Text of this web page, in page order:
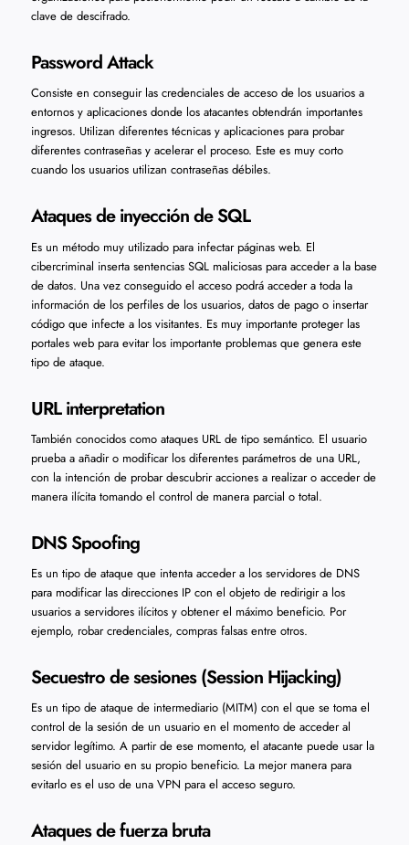
clave de descifrado.
Password Attack
Consiste en conseguir las credenciales de acceso de los usuarios a
entornos y aplicaciones donde los atacantes obtendrán importantes
ingresos. Utilizan diferentes técnicas y aplicaciones para probar
diferentes contraseñas y acelerar el proceso. Este es muy corto
cuando los usuarios utilizan contraseñas débiles.
Ataques de inyección de SQL
Es un método muy utilizado para infectar páginas web. El
cibercriminal inserta sentencias SQL maliciosas para acceder a la base
de datos. Una vez conseguido el acceso podrá acceder a toda la
información de los perfiles de los usuarios, datos de pago o insertar
código que infecte a los visitantes. Es muy importante proteger las
portales web para evitar los importante problemas que genera este
tipo de ataque.
URL interpretation
También conocidos como ataques URL de tipo semántico. El usuario
prueba a añadir o modificar los diferentes parámetros de una URL,
con la intención de probar descubrir acciones a realizar o acceder de
manera ilícita tomando el control de manera parcial o total.
DNS Spoofing
Es un tipo de ataque que intenta acceder a los servidores de DNS
para modificar las direcciones IP con el objeto de redirigir a los
usuarios a servidores ilícitos y obtener el máximo beneficio. Por
ejemplo, robar credenciales, compras falsas entre otros.
Secuestro de sesiones (Session Hijacking)
Es un tipo de ataque de intermediario (MITM) con el que se toma el
control de la sesión de un usuario en el momento de acceder al
servidor legítimo. A partir de ese momento, el atacante puede usar la
sesión del usuario en su propio beneficio. La mejor manera para
evitarlo es el uso de una VPN para el acceso seguro.
Ataques de fuerza bruta